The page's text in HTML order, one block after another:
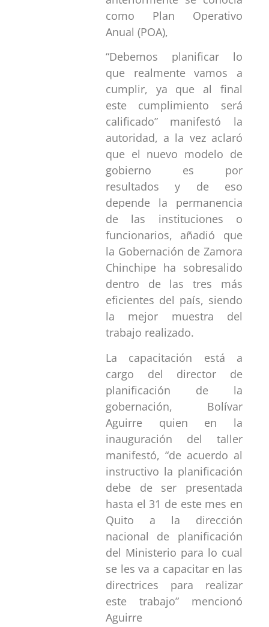
como Plan Operativo
Anual (POA),
“Debemos planificar lo
que realmente vamos a
cumplir, ya que al final
este cumplimiento será
calificado” manifestó la
autoridad, a la vez aclaró
que el nuevo modelo de
gobierno es por
resultados y de eso
depende la permanencia
de las instituciones o
funcionarios, añadió que
la Gobernación de Zamora
Chinchipe ha sobresalido
dentro de las tres más
eficientes del país, siendo
la mejor muestra del
trabajo realizado.
La capacitación está a
cargo del director de
planificación de la
gobernación, Bolívar
Aguirre quien en la
inauguración del taller
manifestó, “de acuerdo al
instructivo la planificación
debe de ser presentada
hasta el 31 de este mes en
Quito a la dirección
nacional de planificación
del Ministerio para lo cual
se les va a capacitar en las
directrices para realizar
este trabajo” mencionó
Aguirre